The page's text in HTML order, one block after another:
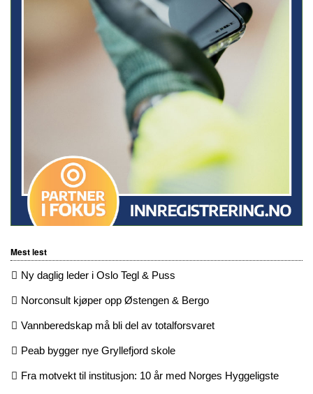
Mest lest
Ny daglig leder i Oslo Tegl & Puss
Norconsult kjøper opp Østengen & Bergo
Vannberedskap må bli del av totalforsvaret
Peab bygger nye Gryllefjord skole
Fra motvekt til institusjon: 10 år med Norges Hyggeligste